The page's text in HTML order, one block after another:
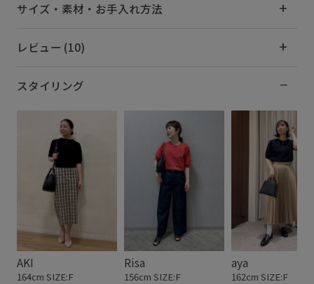
サイズ・素材・お手入れ方法
レビュー (10)
スタイリング
AKI
164cm SIZE:F
Risa
156cm SIZE:F
aya
162cm SIZE:F